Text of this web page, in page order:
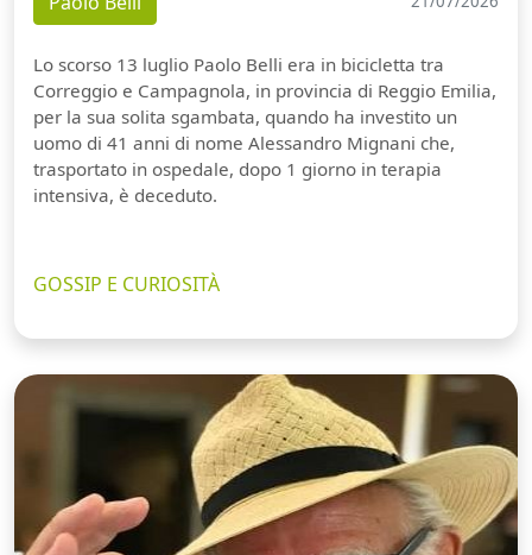
Lo scorso 13 luglio Paolo Belli era in bicicletta tra
Correggio e Campagnola, in provincia di Reggio Emilia,
per la sua solita sgambata, quando ha investito un
uomo di 41 anni di nome Alessandro Mignani che,
trasportato in ospedale, dopo 1 giorno in terapia
intensiva, è deceduto.
GOSSIP E CURIOSITÀ